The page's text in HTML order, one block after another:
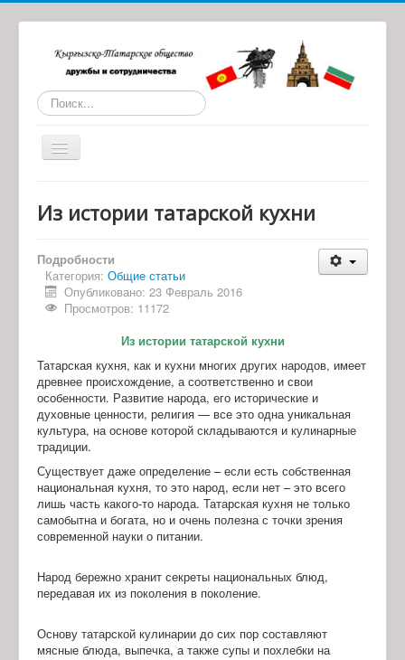
Искать...
Toggle
О нас
Статьи
Обратная связь
Наши партнеры
Архив материалов
Из истории татарской кухни
Подробности
Категория: Общие статьи
Опубликовано: 23 Февраль 2016
Просмотров: 11172
Из истории татарской кухни
Татарская кухня, как и кухни многих других народов, имеет
древнее происхождение, а соответственно и свои
особенности. Развитие народа, его исторические и
духовные ценности, религия — все это одна уникальная
культура, на основе которой складываются и кулинарные
традиции.
Существует даже определение – если есть собственная
национальная кухня, то это народ, если нет – это всего
лишь часть какого-то народа. Татарская кухня не только
самобытна и богата, но и очень полезна с точки зрения
современной науки о питании.
Народ бережно хранит секреты национальных блюд,
передавая их из поколения в поколение.
Основу татарской кулинарии до сих пор составляют
мясные блюда, выпечка, а также супы и похлебки на